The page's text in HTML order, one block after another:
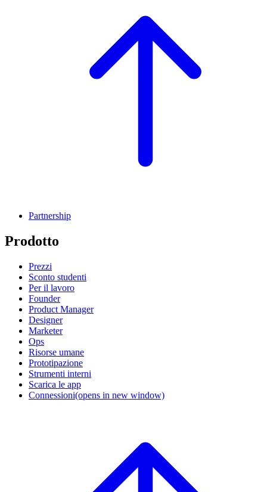
Partnership
Prodotto
Prezzi
Sconto studenti
Per il lavoro
Founder
Product Manager
Designer
Marketer
Ops
Risorse umane
Prototipazione
Strumenti interni
Scarica le app
Connessioni(opens in new window)